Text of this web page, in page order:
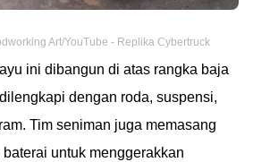
Art/YouTube - Replika Cybertruck
ini dibangun di atas rangka baja
dengan roda, suspensi,
Tim seniman juga memasang
baterai untuk menggerakkan